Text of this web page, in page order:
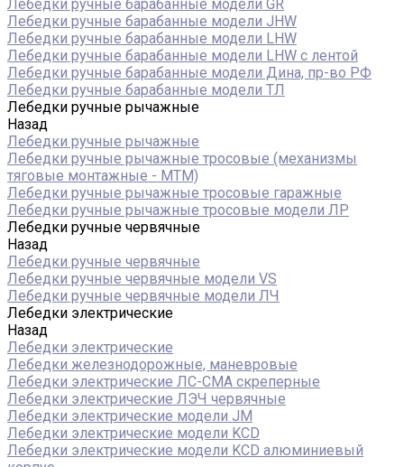
Лебедки ручные барабанные модели GR
Лебедки ручные барабанные модели JHW
Лебедки ручные барабанные модели LHW
Лебедки ручные барабанные модели LHW c лентой
Лебедки ручные барабанные модели Дина, пр-во РФ
Лебедки ручные барабанные модели ТЛ
Лебедки ручные рычажные
Назад
Лебедки ручные рычажные
Лебедки ручные рычажные тросовые (механизмы
тяговые монтажные - МТМ)
Лебедки ручные рычажные тросовые гаражные
Лебедки ручные рычажные тросовые модели ЛР
Лебедки ручные червячные
Назад
Лебедки ручные червячные
Лебедки ручные червячные модели VS
Лебедки ручные червячные модели ЛЧ
Лебедки электрические
Назад
Лебедки электрические
Лебедки железнодорожные, маневровые
Лебедки электрические ЛС-СМА скреперные
Лебедки электрические ЛЭЧ червячные
Лебедки электрические модели JM
Лебедки электрические модели KCD
Лебедки электрические модели KCD алюминиевый